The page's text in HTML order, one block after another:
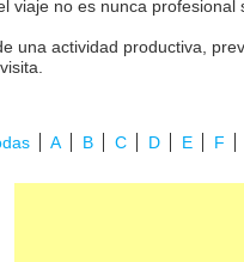
viaje no es nunca
una actividad productiva,
A B C D E F